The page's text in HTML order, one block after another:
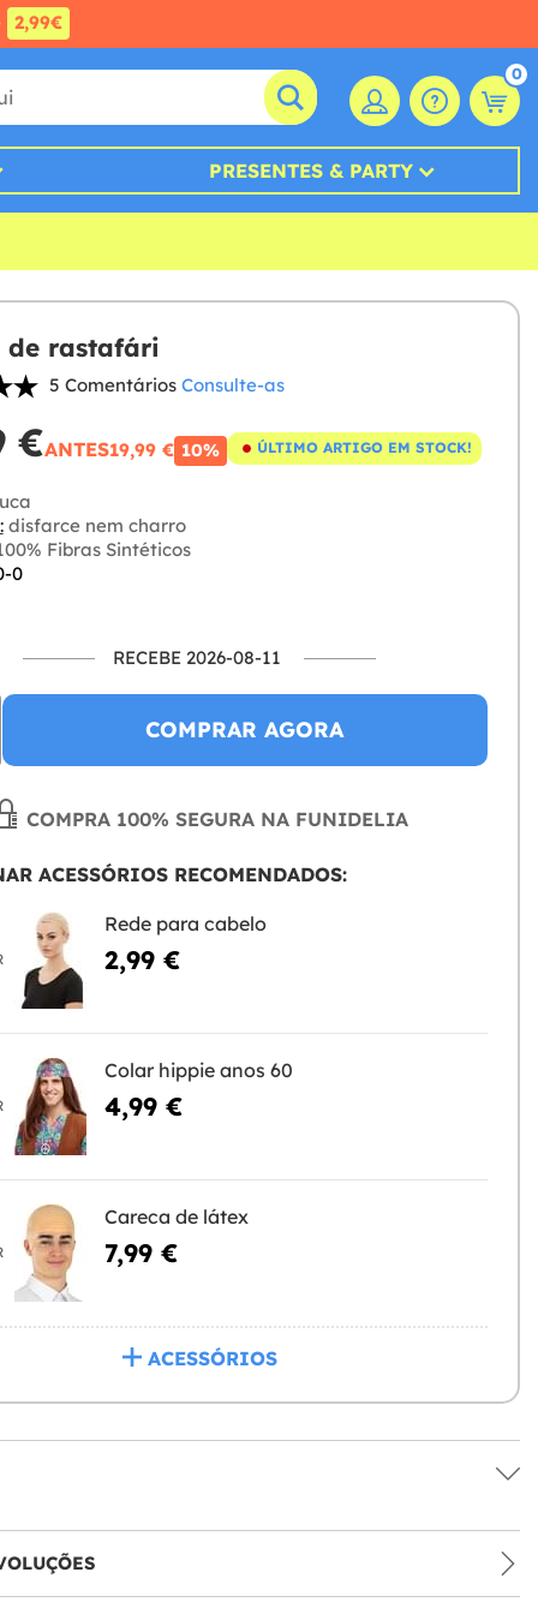
2,99€
0
PRESENTES & PARTY
de rastafári
5 Comentários Consulte-as
€ANTES19,99 € 10% ÚLTIMO ARTIGO EM STOCK!
disfarce nem charro
Fibras Sintéticos
0
RECEBE 2026-08-11
COMPRAR AGORA
COMPRA 100% SEGURA NA FUNIDELIA
ACESSÓRIOS RECOMENDADOS:
Rede para cabelo
2,99 €
Colar hippie anos 60
4,99 €
Careca de látex
7,99 €
ACESSÓRIOS